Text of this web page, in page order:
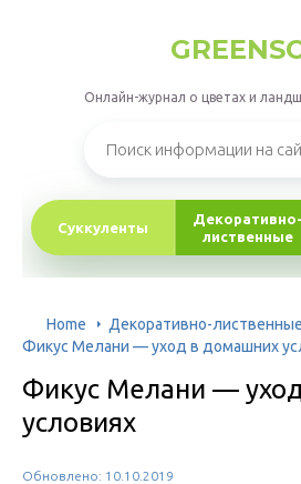
Онлайн-журнал о цветах и
Суккуленты
Декоративно-
лиственные
Home
Декоративно-лиственные
Фикус Мелани — уход в домашних
Фикус Мелани —
условиях
Обновлено: 10.10.2019